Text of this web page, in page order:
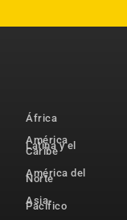
África
América
Latina y el
Caribe
América del
Norte
Asia-
Pacífico